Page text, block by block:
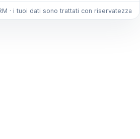
· i tuoi dati sono trattati con riservatezza